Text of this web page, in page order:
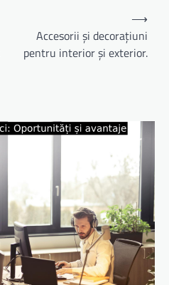
Accesorii și decorațiuni
pentru interior și exterior.
⟶